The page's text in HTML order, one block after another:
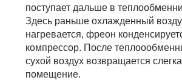
поступает дальше в
Здесь раньше охлажденный
нагревается, фреон
компрессор. После
сухой воздух возвращается
помещение.